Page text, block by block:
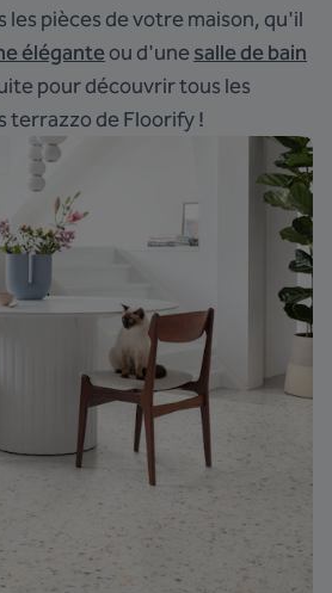
les pièces de votre maison, qu'il
éléganteou d'une salle de bain
pour découvrir tous les
terrazzo de Floorify !